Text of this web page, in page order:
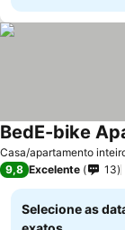
Casa/apartamento
BedE-bike
9,8 Excelente 13
Selecione as